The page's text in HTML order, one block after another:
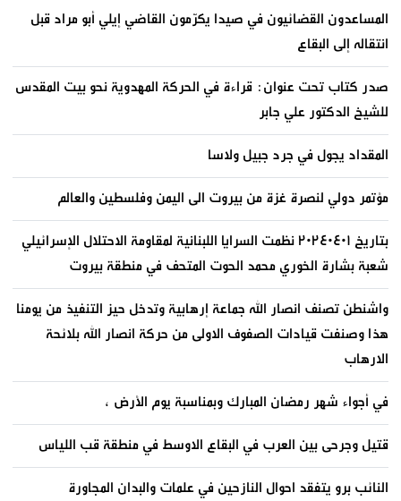
المساعدون القضائيون في صيدا يكرّمون القاضي إيلي أبو مراد قبل
انتقاله إلى البقاع
صدر كتاب تحت عنوان: قراءة في الحركة المهدوية نحو بيت المقدس
للشيخ الدكتور علي جابر
المقداد يجول في جرد جبيل ولاسا
مؤتمر دولي لنصرة غزة من بيروت الى اليمن وفلسطين والعالم
بتاريخ ٢٠٢٤٠٤٠١ نظمت السرايا اللبنانية لمقاومة الاحتلال الإسرائيلي
شعبة بشارة الخوري محمد الحوت المتحف في منطقة بيروت
واشنطن تصنف انصار الله جماعة إرهابية وتدخل حيز التنفيذ من يومنا
هذا وصنفت قيادات الصفوف الاولى من حركة انصار الله بلائحة
الارهاب
في أجواء شهر رمضان المبارك وبمناسبة يوم الأرض ،
قتيل وجرحى بين العرب في البقاع الاوسط في منطقة قب اللياس
النائب برو يتفقد احوال النازحين في علمات والبدان المجاورة